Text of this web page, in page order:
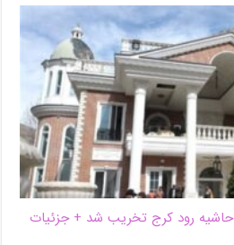
رود کرج تخریب شد + جزئیات